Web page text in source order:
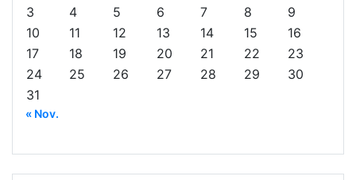
3
4 5 6 7 8
9
10
11 12 13 14 15
16
17
18 19 20 21 22
23
24
25 26 27 28 29
30
31
« Nov.